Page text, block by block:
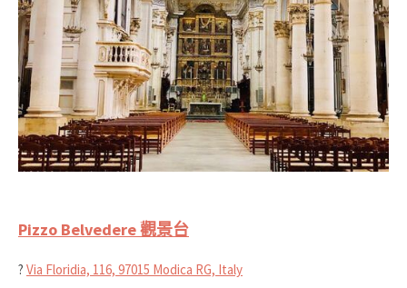
Pizzo Belvedere 觀景台
? Via Floridia, 116, 97015 Modica RG, Italy